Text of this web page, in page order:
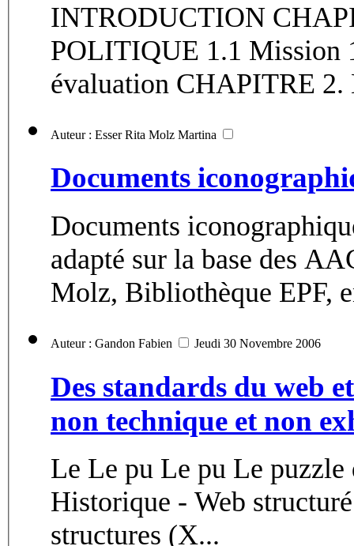
INTRODUCTION CHAPITRE 1. MISSION ET
POLITIQUE 1.1 Mission 1.2 Politique 1.3 Contrôle et
évaluation
Auteur : Esser Rita Molz Martina
Documents
Documents iconographiques
adapté sur la base des
Molz, Bibliothèque EPF,
Auteur : Gandon Fabien Jeudi 30 Novembre 2006
Des standards du web
non technique et non
Le Le pu Le pu Le puzzle du web… - Le puzzle du web… -
Historique - Web structuré (la
structures (X...